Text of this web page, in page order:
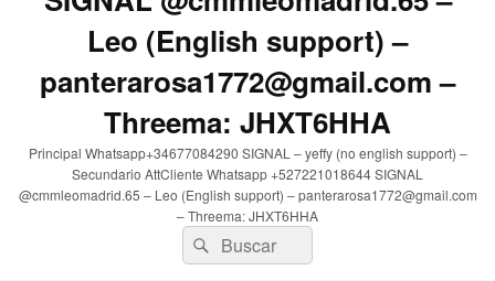
Leo (English support) –
panterarosa1772@gmail.com –
Threema: JHXT6HHA
Principal Whatsapp+34677084290 SIGNAL – yeffy (no english support) –
Secundario AttCliente Whatsapp +527221018644 SIGNAL
@cmmleomadrid.65 – Leo (English support) – panterarosa1772@gmail.com
– Threema: JHXT6HHA
Buscar
por:
Buscar